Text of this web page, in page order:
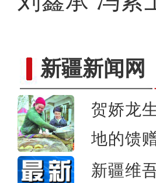
新疆新闻网
贺娇龙
地的馈
新疆维
马年练马